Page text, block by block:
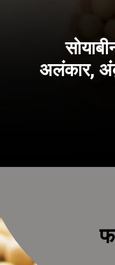
अलंकार,